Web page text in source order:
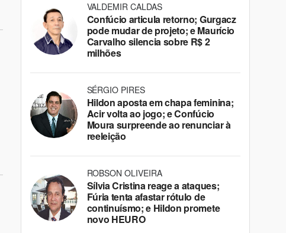
VALDEMIR CALDAS
Confúcio articula retorno; Gurgacz
pode mudar de projeto; e Maurício
Carvalho silencia sobre R$ 2
milhões
SÉRGIO PIRES
Hildon aposta em chapa feminina;
Acir volta ao jogo; e Confúcio
Moura surpreende ao renunciar à
reeleição
ROBSON OLIVEIRA
Sílvia Cristina reage a ataques;
Fúria tenta afastar rótulo de
continuísmo; e Hildon promete
novo HEURO